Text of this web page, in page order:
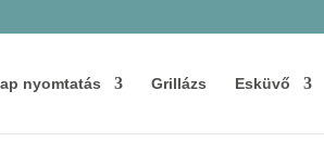
nyomtatás Grillázs Esküvő